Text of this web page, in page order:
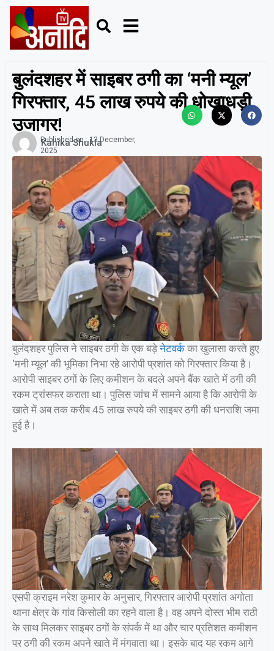
बुलंदशहर में साइबर ठगी का ‘मनी म्यूल’
गिरफ्तार, 45 लाख रुपये की धोखाधड़ी
उजागर!
Kanika Shukla
Published on : 13 December,
2025
बुलंदशहर पुलिस ने साइबर ठगी के एक बड़ेनेटवर्क का खुलासा करते हुए
‘मनी म्यूल’ की भूमिका निभा रहे आरोपी प्रशांत को गिरफ्तार किया है।
आरोपी साइबर ठगों के लिए कमीशन के बदले अपने बैंक खाते में ठगी की
रकम ट्रांसफर कराता था। पुलिस जांच में सामने आया है कि आरोपी के
खाते में अब तक करीब 45 लाख रुपये की साइबर ठगी की धनराशि जमा
हुई है।
एसपी क्राइम नरेश कुमार के अनुसार, गिरफ्तार आरोपी प्रशांत अगोता
थाना क्षेत्र के गांव किसोली का रहने वाला है। वह अपने दोस्त भीम राठी
के साथ मिलकर साइबर ठगों के संपर्क में था और चार प्रतिशत कमीशन
पर ठगी की रकम अपने खाते में मंगवाता था। इसके बाद यह रकम आगे